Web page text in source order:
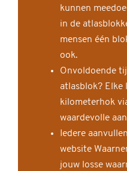
kunnen
in de
mensen één
ook.
Onvoldoende
atlasblok? Elke
kilometerhok
waardevolle
Iedere
website
jouw losse